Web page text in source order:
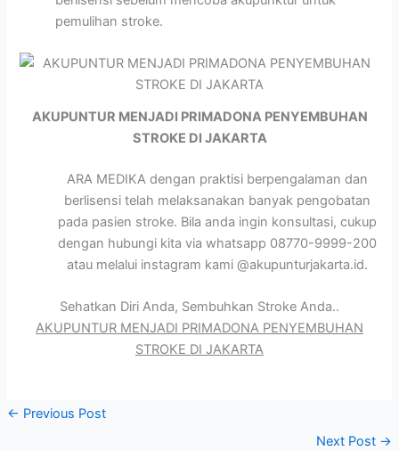
pemulihan stroke.
AKUPUNTUR MENJADI PRIMADONA PENYEMBUHAN
STROKE DI JAKARTA
ARA MEDIKA dengan praktisi berpengalaman dan
berlisensi telah melaksanakan banyak pengobatan
pada pasien stroke. Bila anda ingin konsultasi, cukup
dengan hubungi kita via whatsapp 08770-9999-200
atau melalui instagram kami @akupunturjakarta.id.
Sehatkan Diri Anda, Sembuhkan Stroke Anda..
AKUPUNTUR MENJADI PRIMADONA PENYEMBUHAN
STROKE DI JAKARTA
← Previous Post
Next Post →